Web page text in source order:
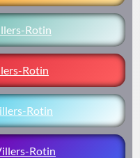
Rotin
Rotin
Rotin
Rotin